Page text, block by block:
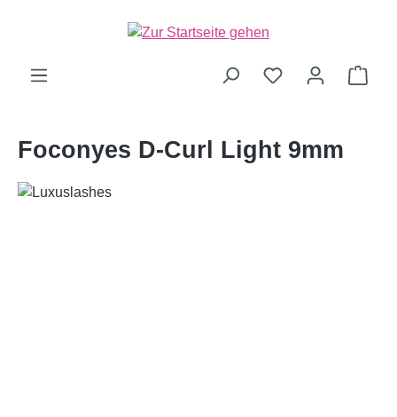
Foconyes D-Curl Light 9mm